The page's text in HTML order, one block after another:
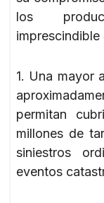
los
1. Una mayor
permitan
millones de
siniestros
eventos